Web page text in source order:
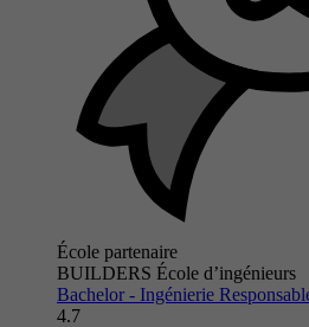
École partenaire
BUILDERS École d’ingénieurs
Bachelor - Ingénierie
4.7